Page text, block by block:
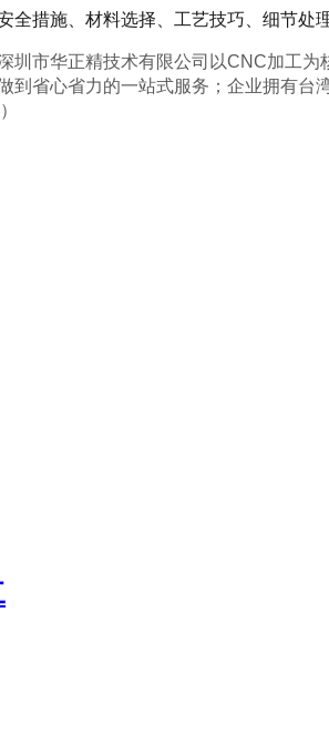
措施、材料选择、工艺技巧、细节
圳市华正精技术有限公司以CNC加工
到省心省力的一站式服务；企业拥有